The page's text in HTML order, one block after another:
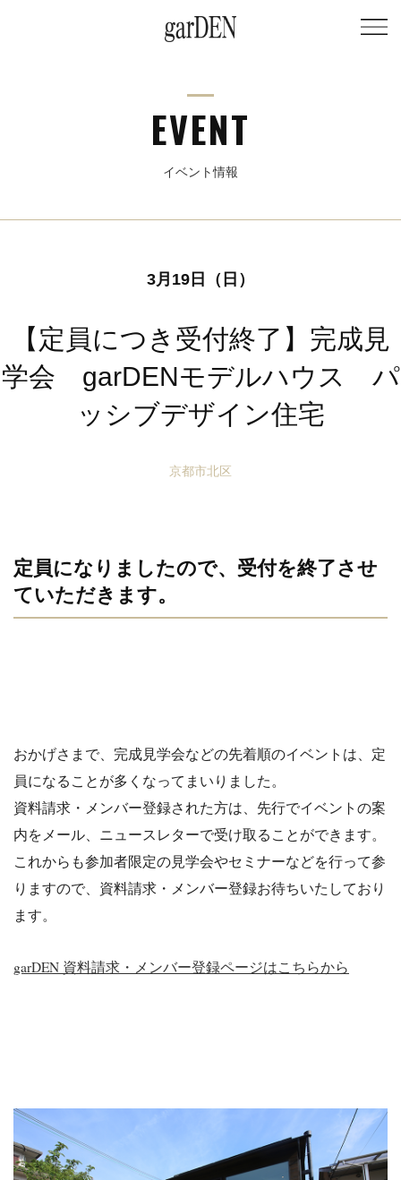
EVENT
イベント情報
3月19日（日）
【定員につき受付終了】完成見
学会 garDENモデルハウス パ
ッシブデザイン住宅
京都市北区
定員になりましたので、受付を終了させ
ていただきます。
おかげさまで、完成見学会などの先着順のイベントは、定
員になることが多くなってまいりました。
資料請求・メンバー登録された方は、先行でイベントの案
内をメール、ニュースレターで受け取ることができます。
これからも参加者限定の見学会やセミナーなどを行って参
りますので、資料請求・メンバー登録お待ちいたしており
ます。
garDEN 資料請求・メンバー登録ページはこちらから